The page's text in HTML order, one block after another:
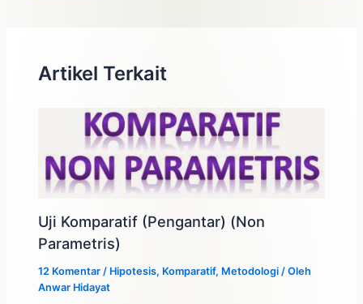
Artikel Terkait
Uji Komparatif (Pengantar) (Non
Parametris)
12 Komentar / Hipotesis, Komparatif, Metodologi / Oleh
Anwar Hidayat